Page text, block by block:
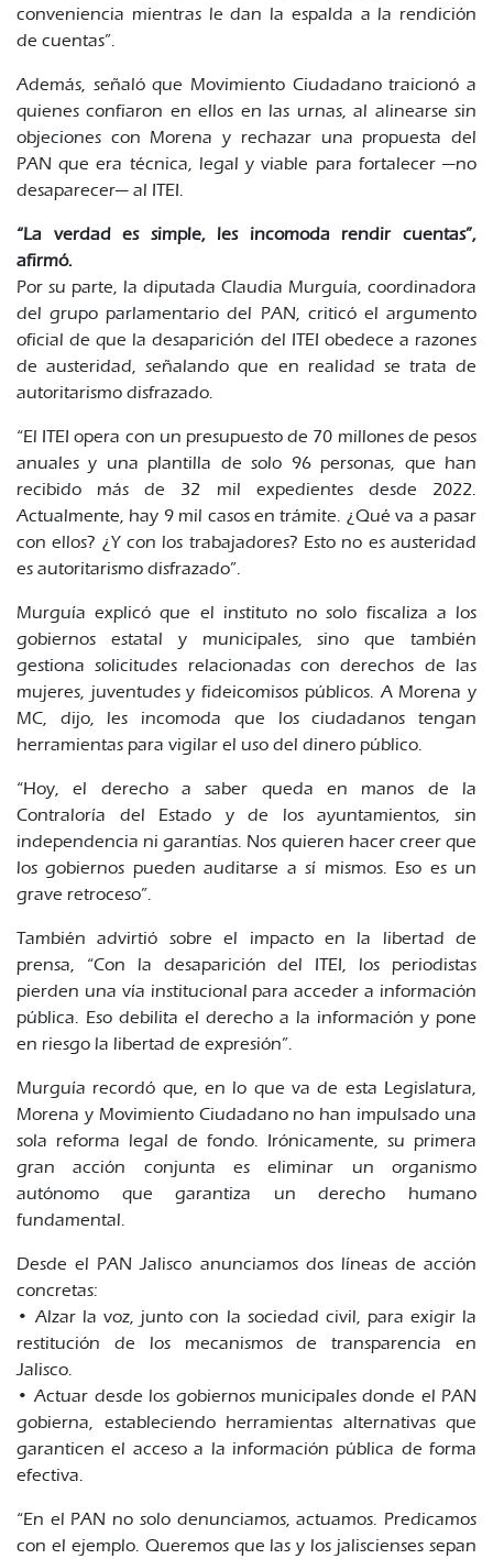
conveniencia mientras le dan la espalda a la rendición
de cuentas”.
Además, señaló que Movimiento Ciudadano traicionó a
quienes confiaron en ellos en las urnas, al alinearse sin
objeciones con Morena y rechazar una propuesta del
PAN que era técnica, legal y viable para fortalecer —no
desaparecer— al ITEI.
“La verdad es simple, les incomoda rendir cuentas”,
afirmó.
Por su parte, la diputada Claudia Murguía, coordinadora
del grupo parlamentario del PAN, criticó el argumento
oficial de que la desaparición del ITEI obedece a razones
de austeridad, señalando que en realidad se trata de
autoritarismo disfrazado.
“El ITEI opera con un presupuesto de 70 millones de pesos
anuales y una plantilla de solo 96 personas, que han
recibido más de 32 mil expedientes desde 2022.
Actualmente, hay 9 mil casos en trámite. ¿Qué va a pasar
con ellos? ¿Y con los trabajadores? Esto no es austeridad
es autoritarismo disfrazado”.
Murguía explicó que el instituto no solo fiscaliza a los
gobiernos estatal y municipales, sino que también
gestiona solicitudes relacionadas con derechos de las
mujeres, juventudes y fideicomisos públicos. A Morena y
MC, dijo, les incomoda que los ciudadanos tengan
herramientas para vigilar el uso del dinero público.
“Hoy, el derecho a saber queda en manos de la
Contraloría del Estado y de los ayuntamientos, sin
independencia ni garantías. Nos quieren hacer creer que
los gobiernos pueden auditarse a sí mismos. Eso es un
grave retroceso”.
También advirtió sobre el impacto en la libertad de
prensa, “Con la desaparición del ITEI, los periodistas
pierden una vía institucional para acceder a información
pública. Eso debilita el derecho a la información y pone
en riesgo la libertad de expresión”.
Murguía recordó que, en lo que va de esta Legislatura,
Morena y Movimiento Ciudadano no han impulsado una
sola reforma legal de fondo. Irónicamente, su primera
gran acción conjunta es eliminar un organismo
autónomo que garantiza un derecho humano
fundamental.
Desde el PAN Jalisco anunciamos dos líneas de acción
concretas:
• Alzar la voz, junto con la sociedad civil, para exigir la
restitución de los mecanismos de transparencia en
Jalisco.
• Actuar desde los gobiernos municipales donde el PAN
gobierna, estableciendo herramientas alternativas que
garanticen el acceso a la información pública de forma
efectiva.
“En el PAN no solo denunciamos, actuamos. Predicamos
con el ejemplo. Queremos que las y los jaliscienses sepan